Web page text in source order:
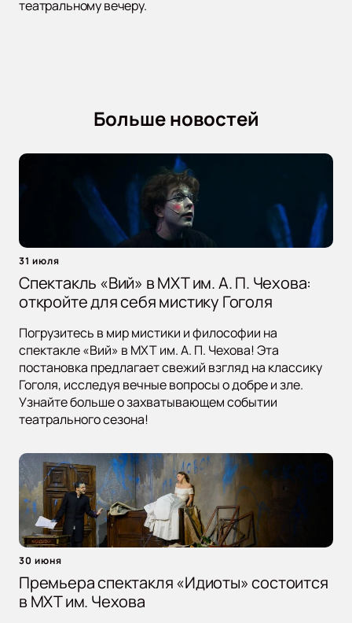
театральному вечеру.
Больше новостей
31 июля
Спектакль «Вий» в МХТ им. А. П. Чехова:
откройте для себя мистику Гоголя
Погрузитесь в мир мистики и философии на
спектакле «Вий» в МХТ им. А. П. Чехова! Эта
постановка предлагает свежий взгляд на классику
Гоголя, исследуя вечные вопросы о добре и зле.
Узнайте больше о захватывающем событии
театрального сезона!
30 июня
Премьера спектакля «Идиоты» состоится
в МХТ им. Чехова